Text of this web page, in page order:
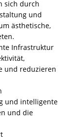
sich durch
und
ästhetische,
Infrastruktur
und reduzieren
und intelligente
und die